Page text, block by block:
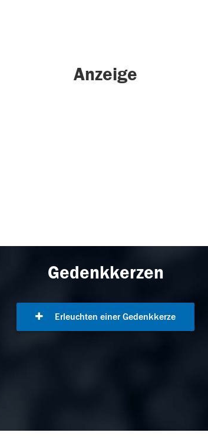
Anzeige
Gedenkkerzen
Erleuchten einer Gedenkkerze